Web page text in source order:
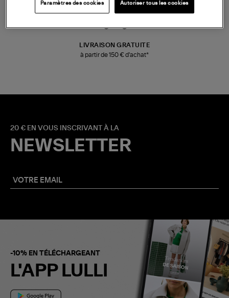
LIVRAISON GRATUITE
à partir de 150 € d'achat*
20 € EN VOUS INSCRIVANT À LA
NEWSLETTER
-10% EN TÉLÉCHARGEANT
L'APP LULLI
Paramètres des cookies Autoriser tous les cookies